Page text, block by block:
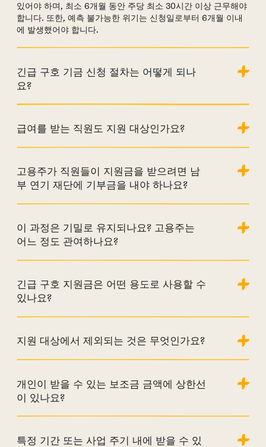
있어야 하며, 최소 6개월 동안 주당 최소 30시간 이상 근무해야
합니다. 또한, 예측 불가능한 위기는 신청일로부터 6개월 이내
에 발생했어야 합니다.
긴급 구호 기금 신청 절차는 어떻게 되나
요?
급여를 받는 직원도 지원 대상인가요?
고용주가 직원들이 지원금을 받으려면 남
부 연기 재단에 기부금을 내야 하나요?
이 과정은 기밀로 유지되나요? 고용주는
어느 정도 관여하나요?
긴급 구호 지원금은 어떤 용도로 사용할 수
있나요?
지원 대상에서 제외되는 것은 무엇인가요?
개인이 받을 수 있는 보조금 금액에 상한선
이 있나요?
특정 기간 또는 사업 주기 내에 받을 수 있